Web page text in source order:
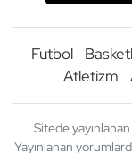
Futbol
Atletizm
Sitede
Yayınlanan